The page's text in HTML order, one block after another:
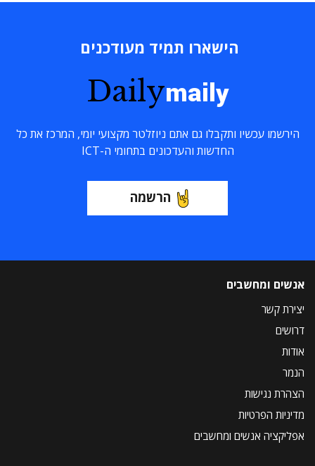
הישארו תמיד מעודכנים
Dailymaily
הירשמו עכשיו ותקבלו גם אתם ניוזלטר מקצועי יומי, המרכז את כל
החדשות והעדכונים בתחומי ה-ICT
הרשמה
אנשים ומחשבים
יצירת קשר
דרושים
אודות
הנמר
הצהרת נגישות
מדיניות הפרטיות
אפליקציה אנשים ומחשבים